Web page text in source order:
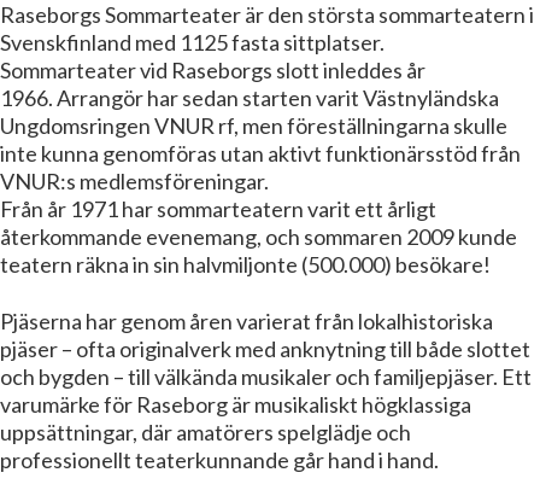
Raseborgs Sommarteater är den största sommarteatern i
Svenskfinland med 1125 fasta sittplatser.
Sommarteater vid Raseborgs slott inleddes år
1966. Arrangör har sedan starten varit Västnyländska
Ungdomsringen VNUR rf, men föreställningarna skulle
inte kunna genomföras utan aktivt funktionärsstöd från
VNUR:s medlemsföreningar.
Från år 1971 har sommarteatern varit ett årligt
återkommande evenemang, och sommaren 2009 kunde
teatern räkna in sin halvmiljonte (500.000) besökare!
Pjäserna har genom åren varierat från lokalhistoriska
pjäser – ofta originalverk med anknytning till både slottet
och bygden – till välkända musikaler och familjepjäser. Ett
varumärke för Raseborg är musikaliskt högklassiga
uppsättningar, där amatörers spelglädje och
professionellt teaterkunnande går hand i hand.